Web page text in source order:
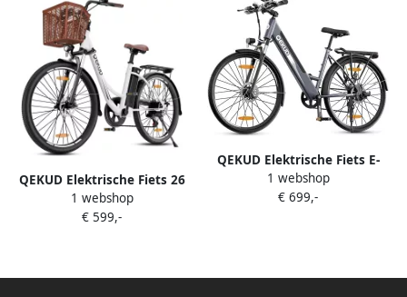
QEKUD Elektrische Fiets 26
Inch E-bike 36V 13Ah
Uitneembare Accu
Verlichting- Ideaal voor
1 webshop
€ 599,-
QEKUD Elektrische Fiets E-
bike 26 inch 250W Motor
-36V 13Ah Accu 100km 7
1 webshop
€ 699,-